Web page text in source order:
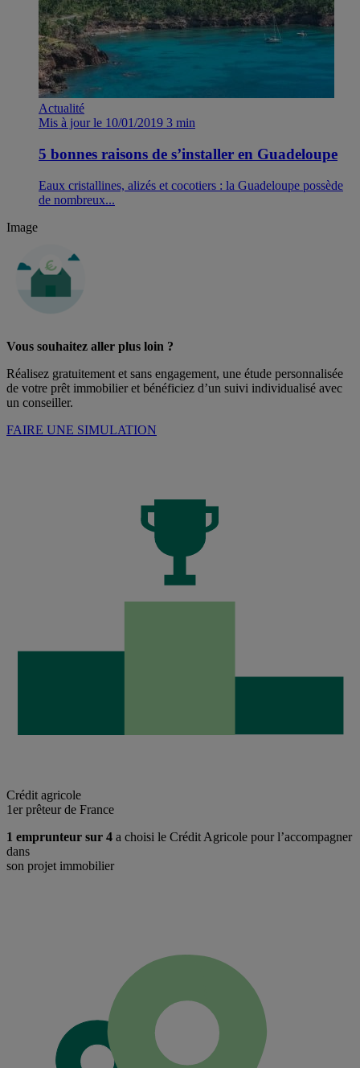
Actualité
Mis à jour le 10/01/2019 3 min
5 bonnes raisons de s’installer en Guadeloupe
Eaux cristallines, alizés et cocotiers : la Guadeloupe possède
de nombreux...
Image
Vous souhaitez aller plus loin ?
Réalisez gratuitement et sans engagement, une étude personnalisée
de votre prêt immobilier et bénéficiez d’un suivi individualisé avec
un conseiller.
FAIRE UNE SIMULATION
Crédit agricole
1er prêteur de France
1 emprunteur sur 4 a choisi le Crédit Agricole pour l’accompagner
dans
son projet immobilier